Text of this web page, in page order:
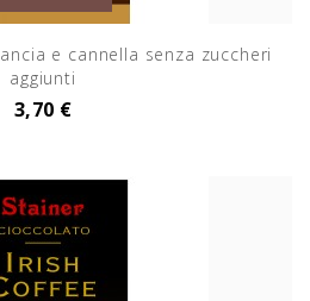
e cannella senza zuccheri
aggiunti
3,70 €